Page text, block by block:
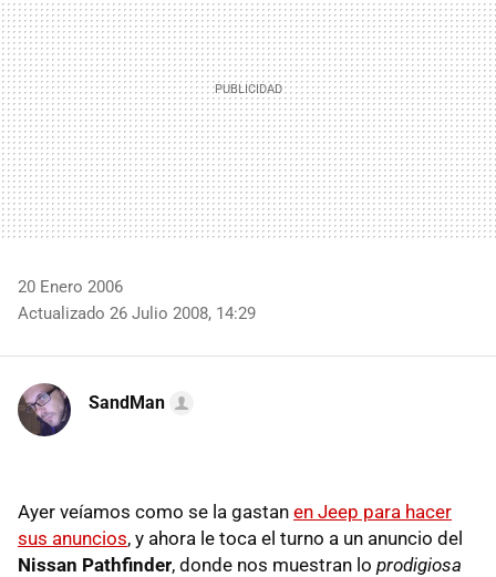
20 Enero 2006
Actualizado 26 Julio 2008, 14:29
SandMan
Ayer veíamos como se la gastan en Jeep para hacer
sus anuncios, y ahora le toca el turno a un anuncio del
Nissan Pathfinder, donde nos muestran lo prodigiosa